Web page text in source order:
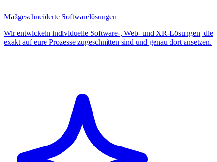
Maßgeschneiderte Softwarelösungen
Wir entwickeln individuelle Software-, Web- und XR-Lösungen, die
exakt auf eure Prozesse zugeschnitten sind und genau dort ansetzen.